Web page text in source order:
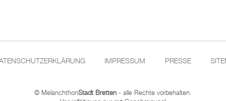
IMPRESSUM PRESSE
© MelanchthonStadt Bretten - alle Rechte vorbehalten.